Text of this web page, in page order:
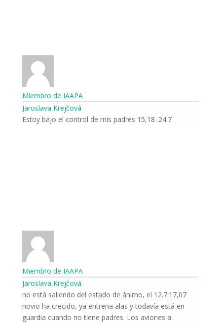
Miembro de IAAPA
Jaroslava Krejčová
24.7. 15,18 Estoy bajo el control de mis padres
Miembro de IAAPA
Jaroslava Krejčová
12.7.17,07 no está saliendo del estado de ánimo, el
novio ha crecido, ya entrena alas y todavía está en
guardia cuando no tiene padres. Los aviones a